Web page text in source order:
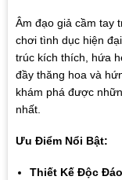
Âm đạo giả cầm tay
chơi tình dục hiện
trúc kích thích, hứa
đầy thăng hoa và
khám phá được
nhất.
Ưu Điểm Nổi Bật:
Thiết Kế Độc